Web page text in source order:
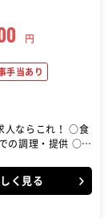
円
手当あり
らこれ！ ○食
の調理・提供 ○ホ
技術が身に付けら
く見る